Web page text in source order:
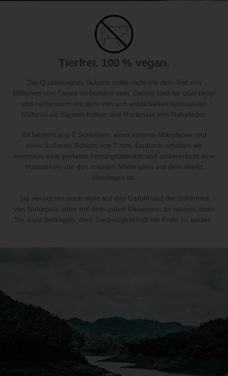
Tierfrei. 100 % vegan.
Die Qualität eines Schuhs sollte nicht mit dem Tod von
Millionen von Tieren verbunden sein. Davon sind wir überzeugt
und verbessern mit dem von uns entwickelten innovativen
Material die Eigenschaften und Merkmale von Naturleder.
Es besteht aus 2 Schichten, einer inneren Mikrofaser und
einer äußeren Schicht von 2 mm. Dadurch erhalten wir
einerseits eine perfekte Atmungsaktivität und andererseits eine
Haltbarkeit, die den meisten Materialien auf dem Markt
überlegen ist.
Sie verzichten auch nicht auf das Gefühl und die Schönheit
von Naturpelz, aber mit dem guten Gewissen, zu wissen, dass
Sie dazu beitragen, dem Tierpelzgeschäft ein Ende zu setzen.